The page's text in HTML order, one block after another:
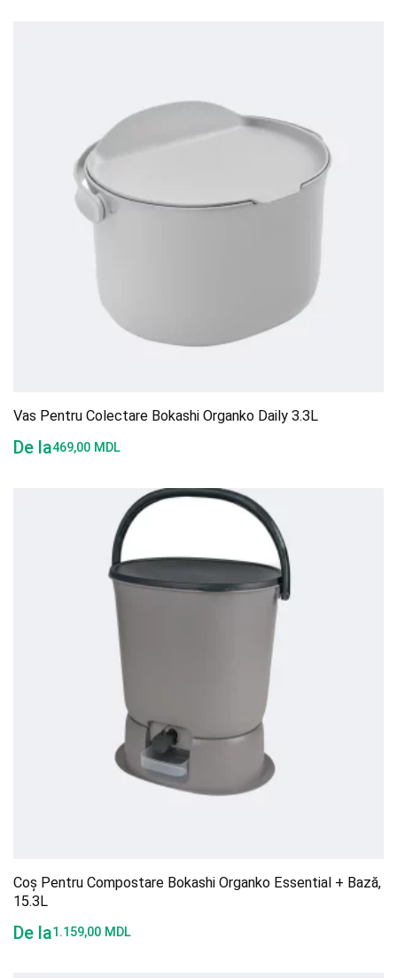
Vas Pentru Colectare Bokashi Organko Daily 3.3L
De la469,00 MDL
Coș Pentru Compostare Bokashi Organko Essential + Bază,
15.3L
De la1.159,00 MDL